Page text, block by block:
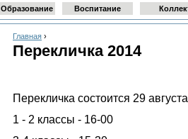
Главная ›
Перекличка 2014
Перекличка состоится 29
1 - 2 классы - 16-00
Образование Воспитание